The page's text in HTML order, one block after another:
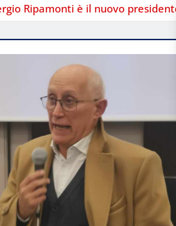
Ripamonti è il nuovo